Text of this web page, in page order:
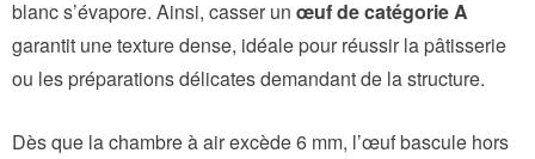
blanc s’évapore. Ainsi, casser un œuf de catégorie A
garantit une texture dense, idéale pour réussir la pâtisserie
ou les préparations délicates demandant de la structure.
Dès que la chambre à air excède 6 mm, l’œuf bascule hors